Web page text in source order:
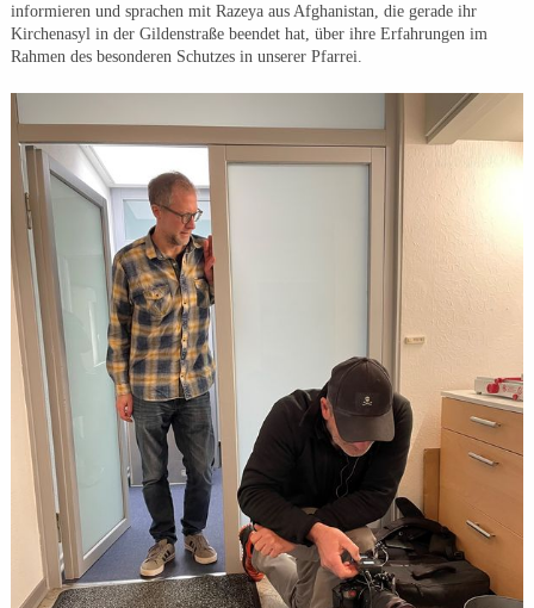
informieren und sprachen mit Razeya aus Afghanistan, die gerade ihr
Kirchenasyl in der Gildenstraße beendet hat, über ihre Erfahrungen im
Rahmen des besonderen Schutzes in unserer Pfarrei.